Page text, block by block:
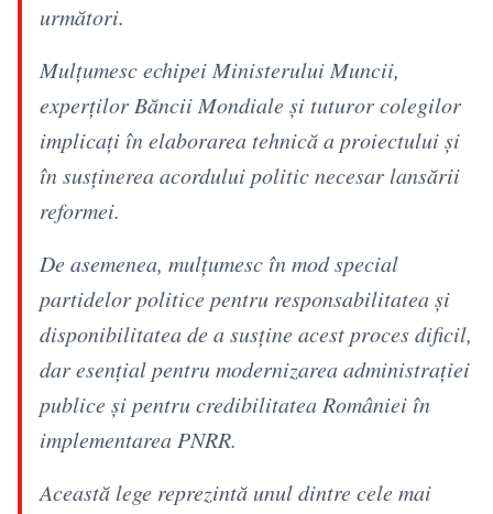
următori.
Mulțumesc echipei Ministerului Muncii,
experților Băncii Mondiale și tuturor colegilor
implicați în elaborarea tehnică a proiectului și
în susținerea acordului politic necesar lansării
reformei.
De asemenea, mulțumesc în mod special
partidelor politice pentru responsabilitatea și
disponibilitatea de a susține acest proces dificil,
dar esențial pentru modernizarea administrației
publice și pentru credibilitatea României în
implementarea PNRR.
Această lege reprezintă unul dintre cele mai